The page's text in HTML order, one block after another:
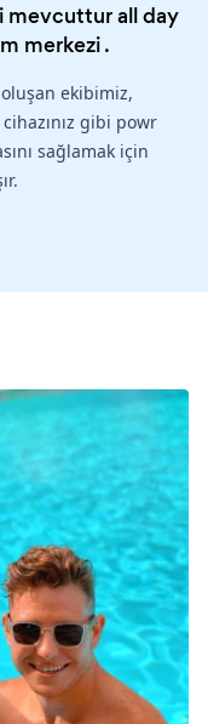
mevcuttur all day
merkezi.
ekibimiz,
gibi powr
sağlamak için